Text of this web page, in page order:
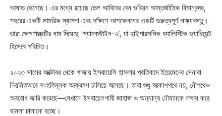
আঘাত হেনেছে। এর মধ্যে রয়েছে তেল আবিবের বেন গুরিয়ন আন্তর্জাতিক বিমানবন্দর,
শহরের একটি সামরিক স্থাপনা এবং দক্ষিণে আশকেলনের একটি গুরুত্বপূর্ণ লক্ষ্যবস্তু।
তারা ক্ষেপণাস্ত্রটির নাম দিয়েছে ‘প্যালেস্টাইন-২’, যা হাইপারসনিক ব্যালিস্টিক ভ্যারিয়েন্ট
হিসেবে পরিচিত।
২০২৩ সালের অক্টোবর থেকে গাজায় ইসরায়েলি হামলার প্রতিবাদে ইয়েমেনের সেনারা
নিয়মিতভাবে সংহতিমূলক আক্রমণ চালিয়ে আসছে। তারা শুধু আকাশপথে নয়, নৌপথেও
অবরোধ জারি করেছে—যেখানে ইসরায়েলগামী জাহাজ ও অন্যান্য নৌযানকে লক্ষ্য করে
হামলা চালানো হচ্ছে।